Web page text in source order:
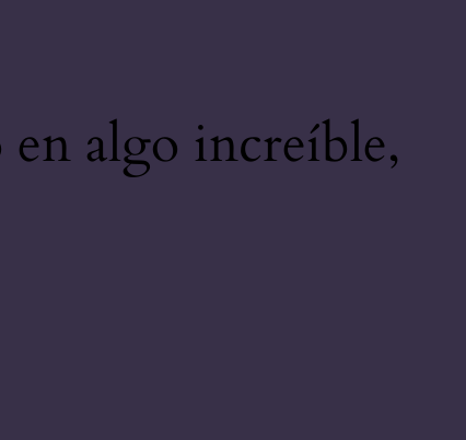
en algo increíble,